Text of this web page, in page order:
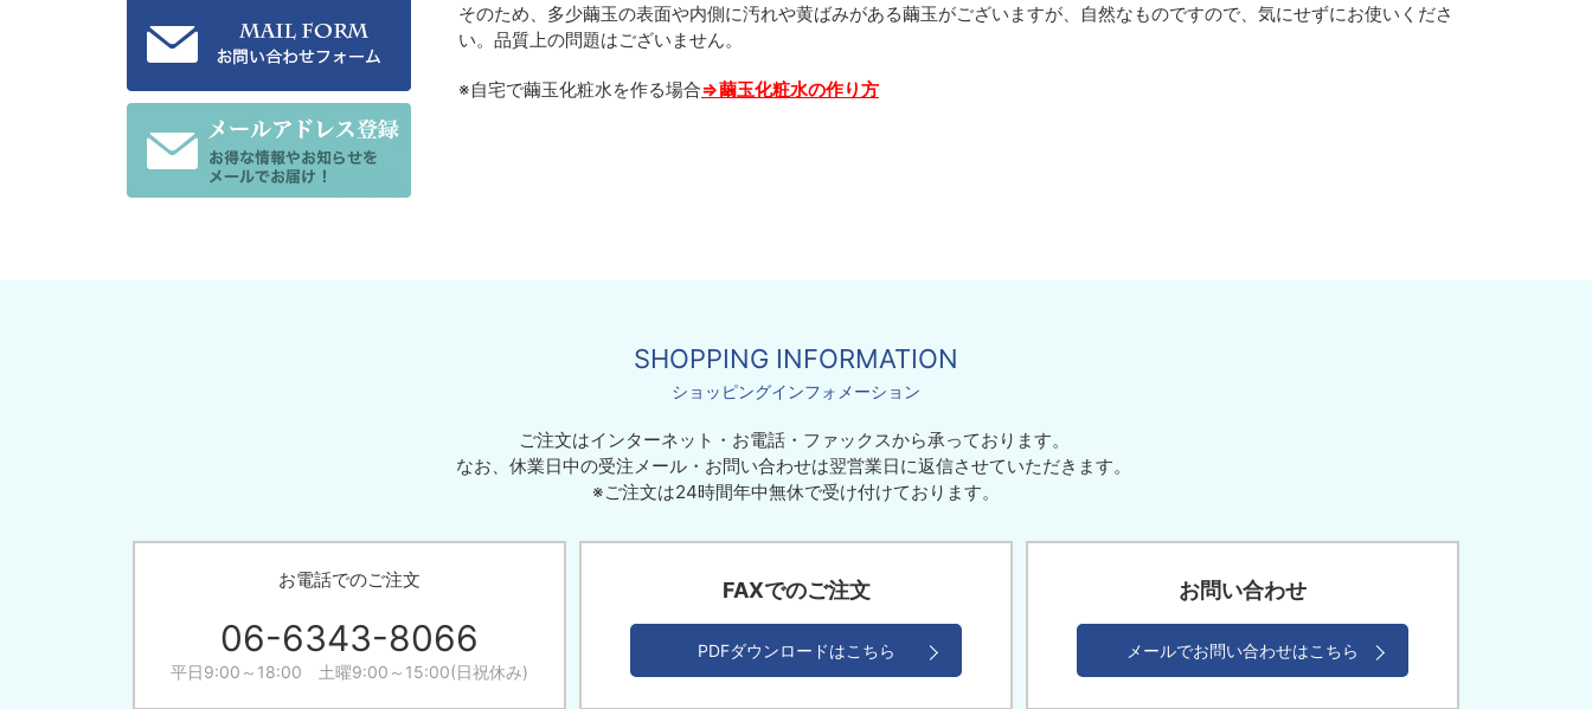
そのため、多少繭玉の表面や内側に汚れや黄ばみがある繭玉がございますが、自然なものですので、気にせずにお使いくださ
い。品質上の問題はございません。
※自宅で繭玉化粧水を作る場合⇒繭玉化粧水の作り方
SHOPPING INFORMATION
ショッピングインフォメーション
ご注文はインターネット・お電話・ファックスから承っております。
なお、休業日中の受注メール・お問い合わせは翌営業日に返信させていただきます。
※ご注文は24時間年中無休で受け付けております。
お電話でのご注文
06-6343-8066
平日9:00～18:00 土曜9:00～15:00(日祝休み)
FAXでのご注文
PDFダウンロードはこちら
お問い合わせ
メールでお問い合わせはこちら